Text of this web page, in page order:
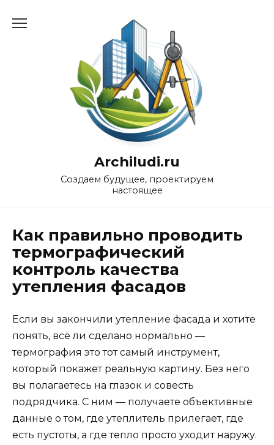
Archiludi.ru
Создаем будущее, проектируем
настоящее
Как правильно проводить
термографический
контроль качества
утепления фасадов
Если вы закончили утепление фасада и хотите
понять, всё ли сделано нормально —
термография это тот самый инструмент,
который покажет реальную картину. Без него
вы полагаетесь на глазок и совесть
подрядчика. С ним — получаете объективные
данные о том, где утеплитель прилегает, где
есть пустоты, а где тепло просто уходит наружу.